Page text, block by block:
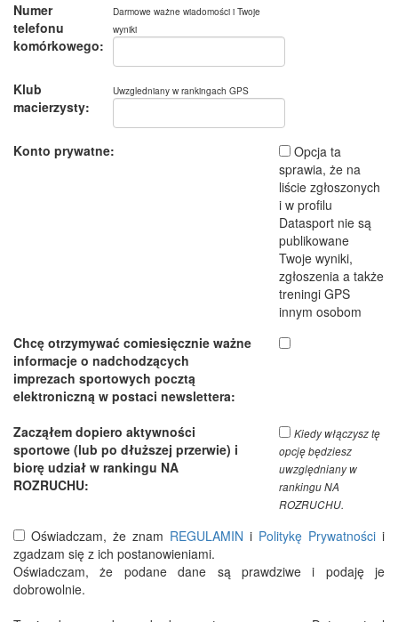
Numer
telefonu
komórkowego:
Darmowe ważne wiadomości i Twoje
wyniki
Klub
macierzysty:
Uwzgledniany w rankingach GPS
Konto prywatne:
Opcja ta
sprawia, że na
liście zgłoszonych
i w profilu
Datasport nie są
publikowane
Twoje wyniki,
zgłoszenia a także
treningi GPS
innym osobom
Chcę otrzymywać comiesięcznie ważne
informacje o nadchodzących
imprezach sportowych pocztą
elektroniczną w postaci newslettera:
Zacząłem dopiero aktywności
sportowe (lub po dłuższej przerwie) i
biorę udział w rankingu NA
ROZRUCHU:
Kiedy włączysz tę
opcję będziesz
uwzględniany w
rankingu NA
ROZRUCHU.
Oświadczam, że znam REGULAMIN i Politykę Prywatności i
zgadzam się z ich postanowieniami.
Oświadczam, że podane dane są prawdziwe i podaję je
dobrowolnie.